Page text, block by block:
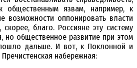
общественным язвам, например, к
возможности оппонировать власти
благо. Россияне эту систему
но общественное развитие при этом
дальше. И вот, к Поклонной и
набережная: